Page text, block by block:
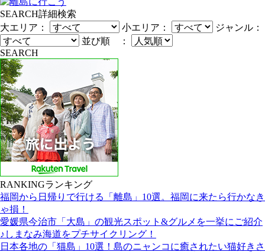
SEARCH詳細検索
大エリア：
小エリア：
ジャンル：
並び順 ：
SEARCH
RANKINGランキング
福岡から日帰りで行ける「離島」10選。福岡に来たら行かなき
ゃ損！
愛媛県今治市「大島」の観光スポット&グルメを一挙にご紹介
♪しまなみ海道をプチサイクリング！
日本各地の「猫島」10選！島のニャンコに癒されたい猫好きさ